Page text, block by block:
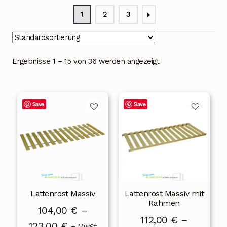
Über uns
Kontakt
Rechtliche Hinweise
1 2 3
Ergebnisse 1 – 15 von 36 werden angezeigt
Save
Lattenrost Massiv
104,00 € –
Dieses
mehrere
Varianten
Optionen
können
auf
Save
Lattenrost Massiv mit
Rahmen
112,00 € –
Dieses
mehrere
Varianten
Optionen
können